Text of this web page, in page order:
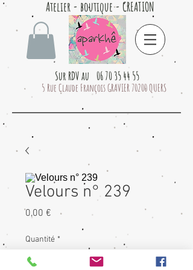
Atelier - boutique - CREATION
Sur RDV au 06 70 35 44 55
5 Rue Claude François GRAVIER 70200 QUERS
Velours n° 239
0,00 € Prix
Quantité *